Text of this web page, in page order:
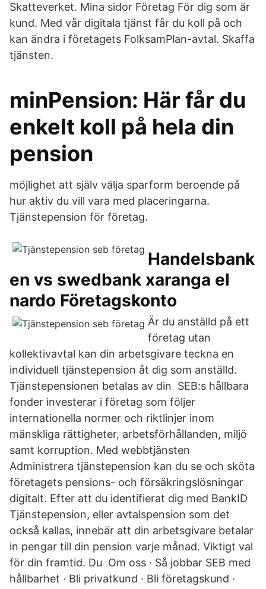
Skatteverket. Mina sidor Företag För dig som är
kund. Med vår digitala tjänst får du koll på och
kan ändra i företagets FolksamPlan-avtal. Skaffa
tjänsten.
minPension: Här får du
enkelt koll på hela din
pension
möjlighet att själv välja sparform beroende på
hur aktiv du vill vara med placeringarna.
Tjänstepension för företag.
Handelsbank
en vs swedbank xaranga el
nardo Företagskonto
Är du anställd på ett
företag utan
kollektivavtal kan din arbetsgivare teckna en
individuell tjänstepension åt dig som anställd.
Tjänstepensionen betalas av din SEB:s hållbara
fonder investerar i företag som följer
internationella normer och riktlinjer inom
mänskliga rättigheter, arbetsförhållanden, miljö
samt korruption. Med webbtjänsten
Administrera tjänstepension kan du se och sköta
företagets pensions- och försäkringslösningar
digitalt. Efter att du identifierat dig med BankID
Tjänstepension, eller avtalspension som det
också kallas, innebär att din arbetsgivare betalar
in pengar till din pension varje månad. Viktigt val
för din framtid. Du Om oss · Så jobbar SEB med
hållbarhet · Bli privatkund · Bli företagskund ·